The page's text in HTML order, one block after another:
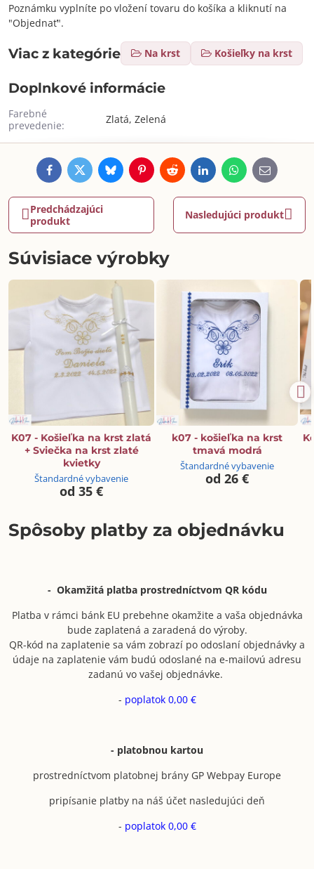
Poznámku vyplníte po vložení tovaru do košíka a kliknutí na
"Objednať".
Viac z kategórie Na krst Košieľky na krst
Doplnkové informácie
Farebné
prevedenie:
Zlatá, Zelená
FacebookTwitterBlueskyPinterestRedditLinkedInWhatsApp
E-
mail
Predchádzajúci
produkt
Nasledujúci produkt
Súvisiace výrobky
K07 - Košieľka na krst zlatá
+ Sviečka na krst zlaté
kvietky
Štandardné vybavenie
od 35 €
k07 - košieľka na krst
tmavá modrá
Štandardné vybavenie
od 26 €
Spôsoby platby za objednávku
- Okamžitá platba prostredníctvom QR kódu
Platba v rámci bánk EU prebehne okamžite a vaša objednávka
bude zaplatená a zaradená do výroby.
QR-kód na zaplatenie sa vám zobrazí po odoslaní objednávky a
údaje na zaplatenie vám budú odoslané na e-mailovú adresu
zadanú vo vašej objednávke.
- poplatok 0,00 €
- platobnou kartou
prostredníctvom platobnej brány GP Webpay Europe
pripísanie platby na náš účet nasledujúci deň
- poplatok 0,00 €